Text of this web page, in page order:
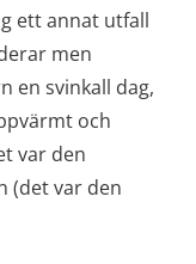
ett annat utfall
men
en svinkall dag,
och
var den
(det var den